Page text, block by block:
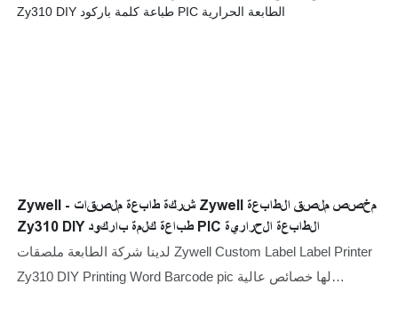
Zywell - شركة طابعة ملصقات Zywell مخصص ملصق الطابعة
Zy310 DIY طباعة كلمة باركود PIC الطابعة الحرارية
لدينا شركة الطابعة ملصقات Zywell Custom Label Label Printer
Zy310 DIY Printing Word Barcode pic لها خصائص عالية